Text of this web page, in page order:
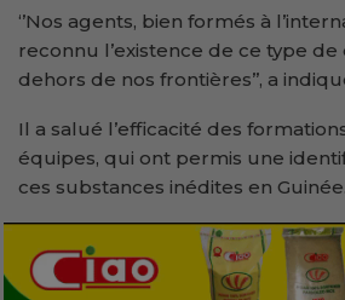
‘’Nos agents, bien formés à
reconnu l’existence de ce type de
dehors de nos frontières’’, a
Il a salué l’efficacité des
équipes, qui ont permis une
ces substances inédites en Guinée.